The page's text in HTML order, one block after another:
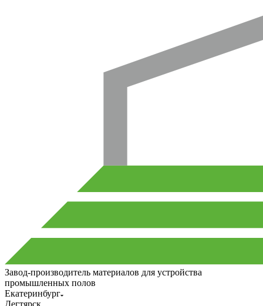
Завод-производитель материалов для устройства
промышленных полов
Екатеринбург
Дегтярск